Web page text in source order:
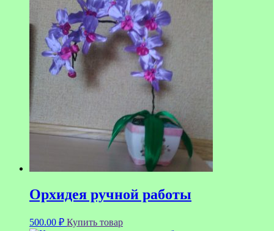
Орхидея ручной работы
500.00 ₽ Купить товар